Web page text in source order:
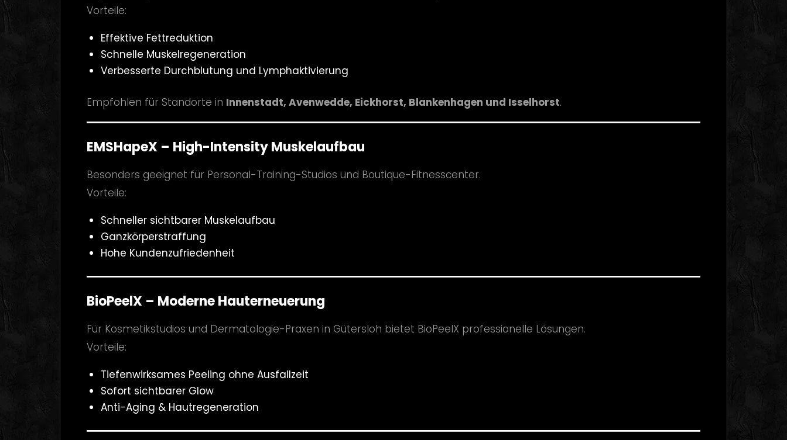
Vorteile:
Effektive Fettreduktion
Schnelle Muskelregeneration
Verbesserte Durchblutung und Lymphaktivierung
Empfohlen für Standorte in Innenstadt, Avenwedde, Eickhorst, Blankenhagen und Isselhorst.
EMSHapeX – High-Intensity Muskelaufbau
Besonders geeignet für Personal-Training-Studios und Boutique-Fitnesscenter.
Vorteile:
Schneller sichtbarer Muskelaufbau
Ganzkörperstraffung
Hohe Kundenzufriedenheit
BioPeelX – Moderne Hauterneuerung
Für Kosmetikstudios und Dermatologie-Praxen in Gütersloh bietet BioPeelX professionelle Lösungen.
Vorteile:
Tiefenwirksames Peeling ohne Ausfallzeit
Sofort sichtbarer Glow
Anti-Aging & Hautregeneration